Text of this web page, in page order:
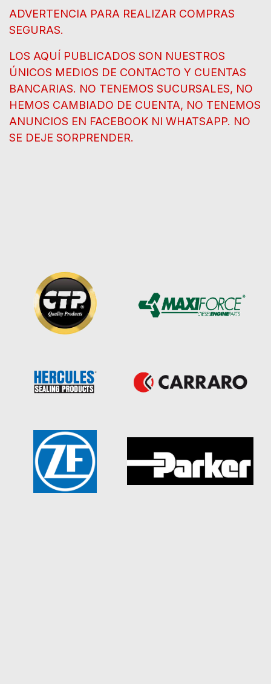
ADVERTENCIA PARA REALIZAR COMPRAS
SEGURAS.
LOS AQUÍ PUBLICADOS SON NUESTROS
ÚNICOS MEDIOS DE CONTACTO Y CUENTAS
BANCARIAS. NO TENEMOS SUCURSALES, NO
HEMOS CAMBIADO DE CUENTA, NO TENEMOS
ANUNCIOS EN FACEBOOK NI WHATSAPP. NO
SE DEJE SORPRENDER.